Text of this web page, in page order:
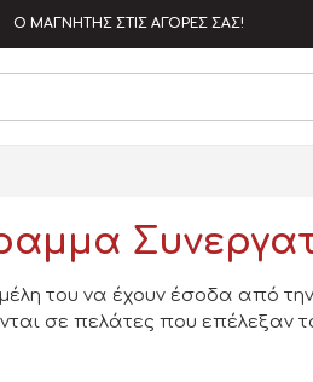
Ο ΜΑΓΝΗΤΗΣ ΣΤΙΣ ΑΓΟΡΕΣ ΣΑΣ!
του να έχουν έσοδα από
σε πελάτες που